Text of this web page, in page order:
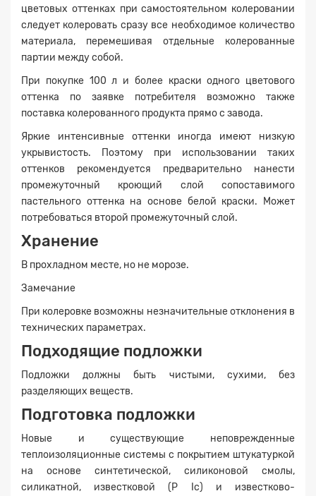
цветовых оттенках при самостоятельном колеровании
следует колеровать сразу все необходимое количество
материала, перемешивая отдельные колерованные
партии между собой.
При покупке 100 л и более краски одного цветового
оттенка по заявке потребителя возможно также
поставка колерованного продукта прямо с завода.
Яркие интенсивные оттенки иногда имеют низкую
укрывистость. Поэтому при использовании таких
оттенков рекомендуется предварительно нанести
промежуточный кроющий слой сопоставимого
пастельного оттенка на основе белой краски. Может
потребоваться второй промежуточный слой.
Хранение
В прохладном месте, но не морозе.
Замечание
При колеровке возможны незначительные отклонения в
технических параметрах.
Подходящие подложки
Подложки должны быть чистыми, сухими, без
разделяющих веществ.
Подготовка подложки
Новые и существующие неповрежденные
теплоизоляционные системы с покрытием штукатуркой
на основе синтетической, силиконовой смолы,
силикатной, известковой (P Ic) и известково-